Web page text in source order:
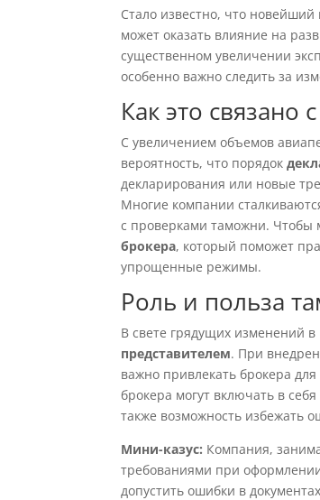
Стало известно, что новейший
может оказать влияние на
существенном увеличении
особенно важно следить за
Как это
С увеличением объемов
вероятность, что порядок
декларирования или новые
Многие компании
с проверками таможни.
брокера, который поможет
упрощенные режимы.
Роль и польза
В свете грядущих изменений в
представителем. При
важно привлекать брокера
брокера могут включать в
также возможность избежать
Мини-казус: Компания,
требованиями при
допустить ошибки в